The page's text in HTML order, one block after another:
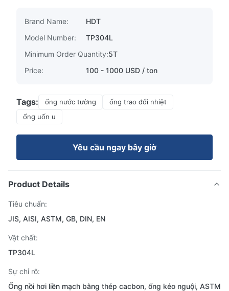
Brand Name:
HDT
Model Number:
TP304L
Minimum Order Quantity:5T
Price:
100 - 1000 USD / ton
Tags: ống nước tường
ống trao đổi nhiệt
ống uốn u
Yêu cầu ngay bây giờ
Product Details
Tiêu chuẩn:
JIS, AISI, ASTM, GB, DIN, EN
Vật chất:
TP304L
Sự chỉ rõ:
Ống nồi hơi liền mạch bằng thép cacbon, ống kéo nguội, ASTM